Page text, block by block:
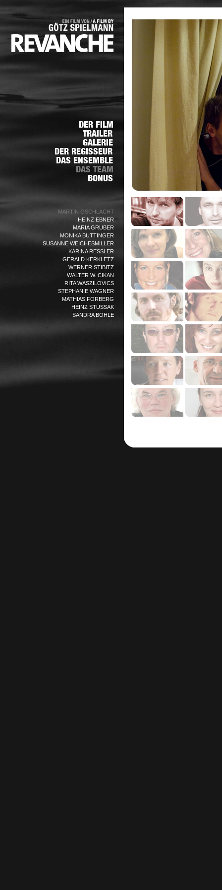
MARTIN GSCHLACHT
HEINZ EBNER
MARIA GRUBER
MONIKA BUTTINGER
SUSANNE WEICHESMILLER
KARINA RESSLER
GERALD KERKLETZ
WERNER STIBITZ
WALTER W. CIKAN
RITA WASZILOVICS
STEPHANIE WAGNER
MATHIAS FORBERG
HEINZ STUSSAK
SANDRA BOHLE